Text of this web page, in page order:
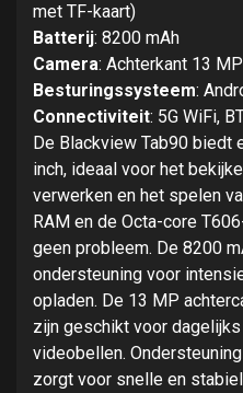
met TF-kaart)
Batterij: 8200 mAh
Camera: Achterkant 13
Besturingssysteem:
Connectiviteit: 5G WiFi,
De Blackview Tab90 biedt
inch, ideaal voor het
verwerken en het spelen
RAM en de Octa-core
geen probleem. De 8200
ondersteuning voor
opladen. De 13 MP
zijn geschikt voor
videobellen.
zorgt voor snelle en